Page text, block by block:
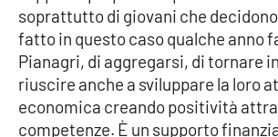
SPECIALI
Buona Sanità Calabria
LA
CALABRIAVISIONE
soprattutto di giovani che
fatto in questo caso qualche anno
Pianagri, di aggregarsi, di tornare
riuscire anche a sviluppare la loro
economica creando positività
competenze. È un supporto